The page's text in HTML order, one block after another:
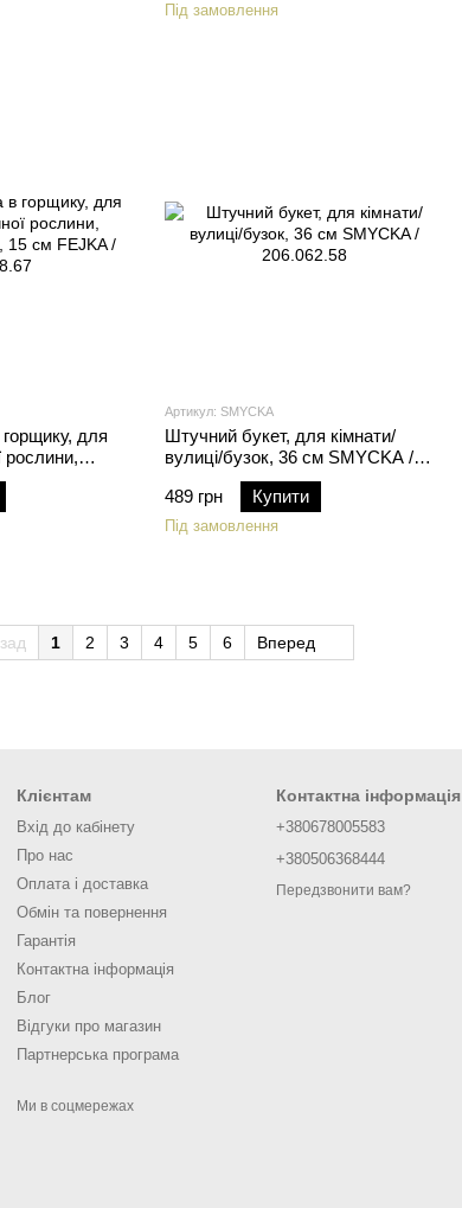
Під замовлення
для
рослини,
см FEJKA /
Артикул: SMYCKA
Штучний букет, для кімнати/
вулиці/бузок, 36 см SMYCKA /
206.062.58
489 грн
Купити
Під замовлення
1 2 3 4 5 6 Вперед
Клієнтам
Вхід до кабінету
Про нас
Оплата і доставка
Обмін та повернення
Гарантія
Контактна інформація
Блог
Відгуки про магазин
Партнерська програма
Ми в соцмережах
Контактна інформація
+380678005583
+380506368444
Передзвонити вам?